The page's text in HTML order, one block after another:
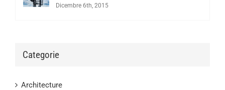
Dicembre 6th, 2015
Categorie
Architecture